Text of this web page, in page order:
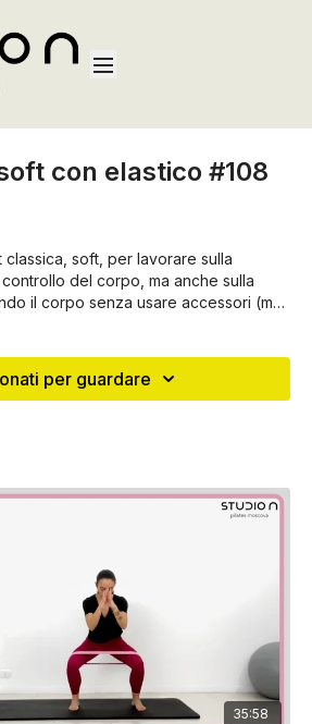
con elastico #108
classica, soft, per lavorare sulla
del corpo, ma anche sulla
il corpo senza usare accessori (ma
per guardare
35:58